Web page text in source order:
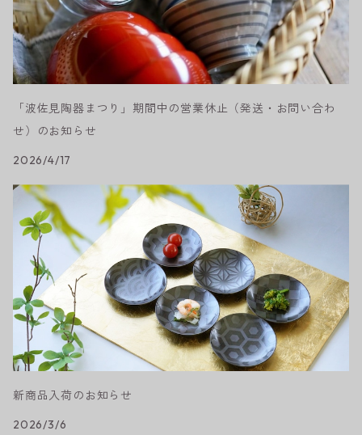
「波佐見陶器まつり」期間中の営業休止（発送・お問い合わ
せ）のお知らせ
2026/4/17
新商品入荷のお知らせ
2026/3/6